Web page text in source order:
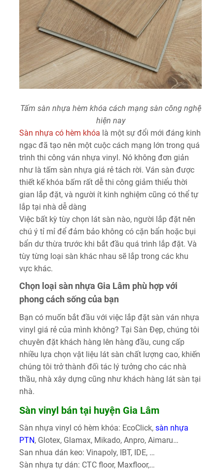
Tấm sàn nhựa hèm khóa cách mạng sàn công nghệ
hiện nay
Sàn nhựa có hèm khóa là một sự đổi mới đáng kinh
ngạc đã tạo nên một cuộc cách mạng lớn trong quá
trình thi công ván nhựa vinyl. Nó không đơn giản
như là tấm sàn nhựa giá rẻ tách rời. Ván sàn được
thiết kế khóa bấm rất dễ thi công giảm thiểu thời
gian lắp đặt, và người ít kinh nghiệm cũng có thể tự
lắp tại nhà dễ dàng
Việc bất kỳ tùy chọn lát sàn nào, người lắp đặt nên
chú ý tỉ mỉ để đảm bảo không có cặn bẩn hoặc bụi
bẩn dư thừa trước khi bắt đầu quá trình lắp đặt. Và
tùy từng loại sàn khác nhau sẽ lắp trong các khu
vực khác.
Chọn loại sàn nhựa Gia Lâm phù hợp với
phong cách sống của bạn
Bạn có muốn bắt đầu với việc lắp đặt sàn ván nhựa
vinyl giá rẻ của mình không? Tại Sàn Đẹp, chúng tôi
chuyên đặt khách hàng lên hàng đầu, cung cấp
nhiều lựa chọn vật liệu lát sàn chất lượng cao, khiến
chúng tôi trở thành đối tác lý tưởng cho các nhà
thầu, nhà xây dựng cũng như khách hàng lát sàn tại
nhà.
Sàn vinyl bán tại huyện Gia Lâm
Sàn nhựa vinyl có hèm khóa: EcoClick, sàn nhựa
PTN, Glotex, Glamax, Mikado, Anpro, Aimaru…
San nhua dán keo: Vinapoly, IBT, IDE, …
Sàn nhựa tự dán: CTC floor, Maxfloor,…